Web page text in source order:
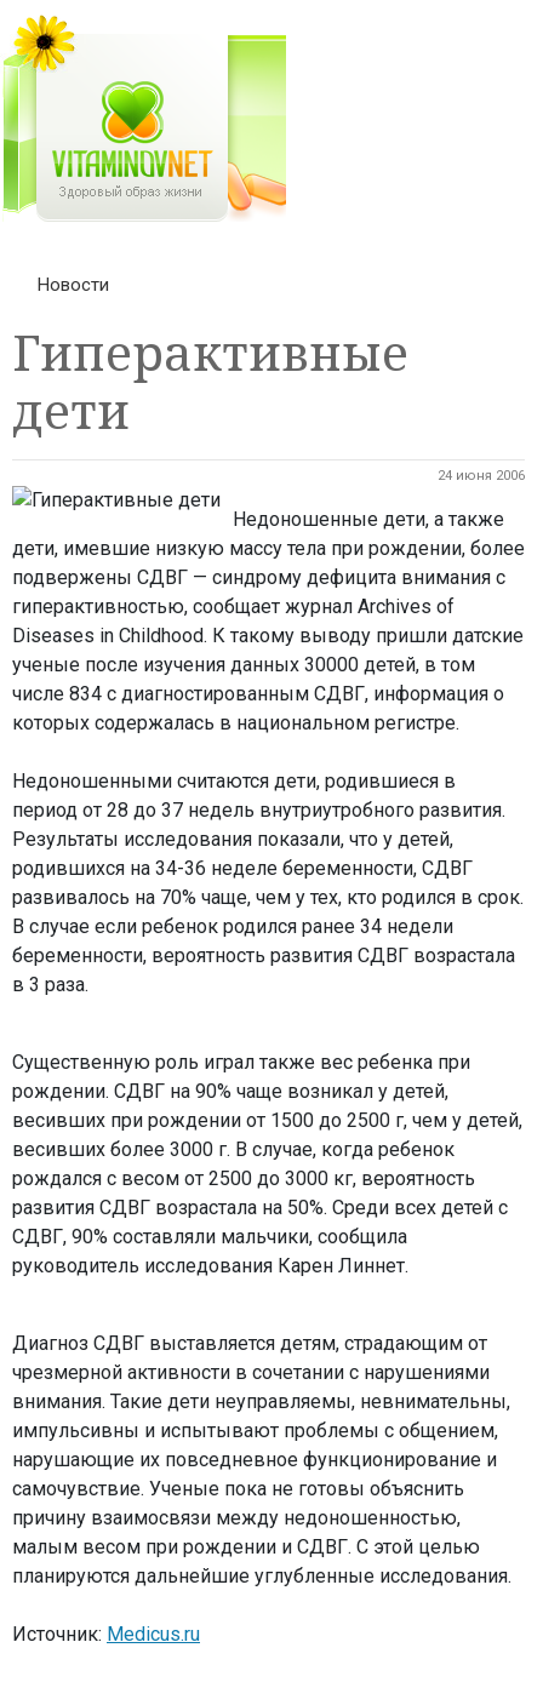
Новости
Гиперактивные
дети
24 июня 2006
Недоношенные дети, а также
дети, имевшие низкую массу тела при рождении, более
подвержены СДВГ — синдрому дефицита внимания с
гиперактивностью, сообщает журнал Archives of
Diseases in Childhood. К такому выводу пришли датские
ученые после изучения данных 30000 детей, в том
числе 834 с диагностированным СДВГ, информация о
которых содержалась в национальном регистре.
Недоношенными считаются дети, родившиеся в
период от 28 до 37 недель внутриутробного развития.
Результаты исследования показали, что у детей,
родившихся на 34-36 неделе беременности, СДВГ
развивалось на 70% чаще, чем у тех, кто родился в срок.
В случае если ребенок родился ранее 34 недели
беременности, вероятность развития СДВГ возрастала
в 3 раза.
Существенную роль играл также вес ребенка при
рождении. СДВГ на 90% чаще возникал у детей,
весивших при рождении от 1500 до 2500 г, чем у детей,
весивших более 3000 г. В случае, когда ребенок
рождался с весом от 2500 до 3000 кг, вероятность
развития СДВГ возрастала на 50%. Среди всех детей с
СДВГ, 90% составляли мальчики, сообщила
руководитель исследования Карен Линнет.
Диагноз СДВГ выставляется детям, страдающим от
чрезмерной активности в сочетании с нарушениями
внимания. Такие дети неуправляемы, невнимательны,
импульсивны и испытывают проблемы с общением,
нарушающие их повседневное функционирование и
самочувствие. Ученые пока не готовы объяснить
причину взаимосвязи между недоношенностью,
малым весом при рождении и СДВГ. С этой целью
планируются дальнейшие углубленные исследования.
Источник: Medicus.ru